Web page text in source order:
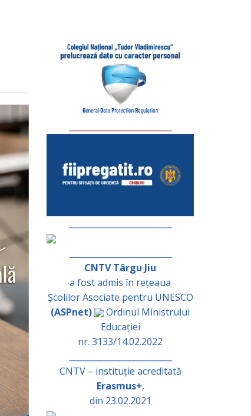
CNTV Târgu Jiu
a fost admis în rețeaua
Școlilor Asociate pentru UNESCO
(ASPnet)
Ordinul Ministrului
Educației
nr. 3133/14.02.2022
CNTV – instituție acreditată
Erasmus+,
din 23.02.2021